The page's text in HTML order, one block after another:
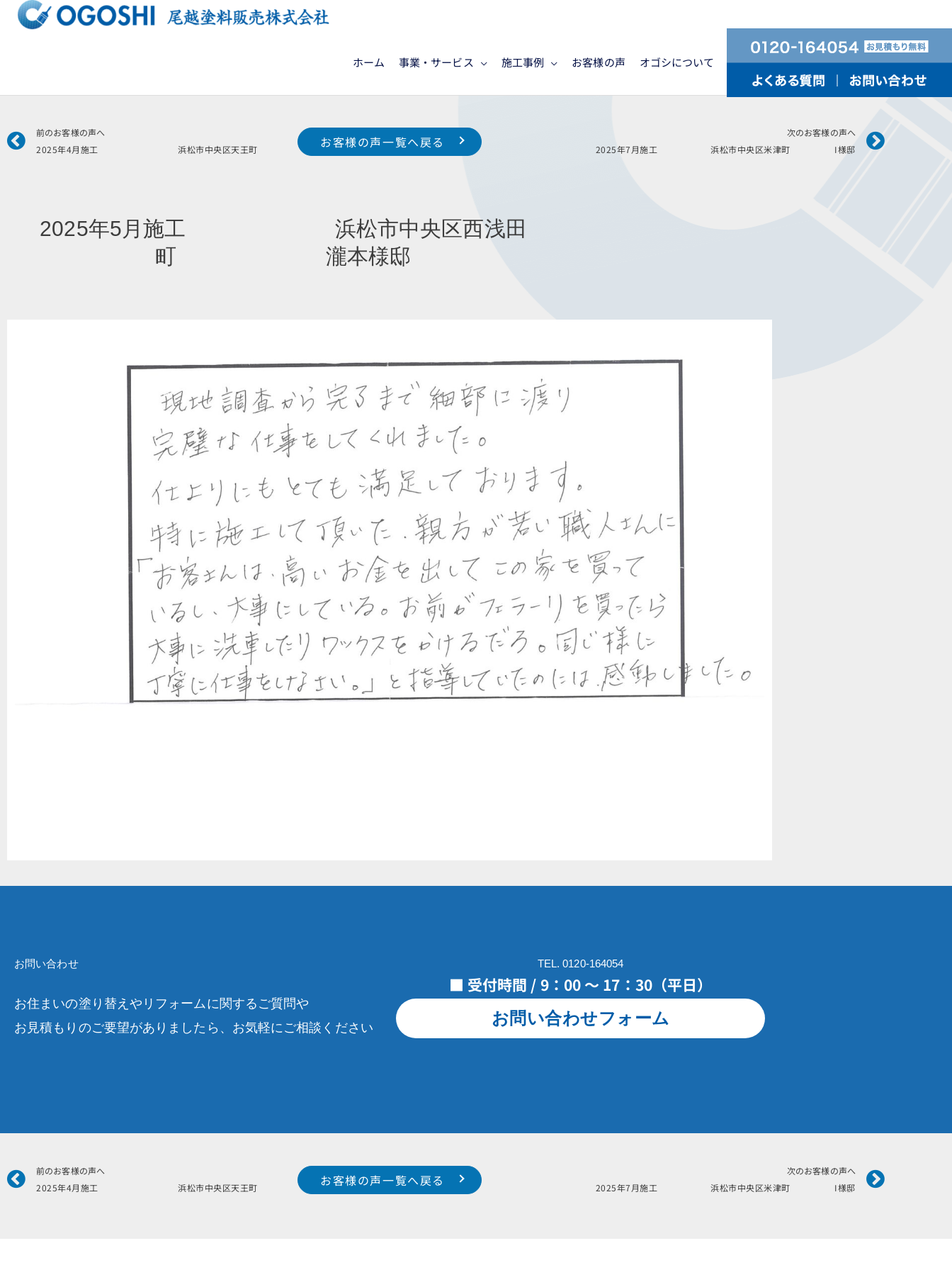
ッ
ホーム 事業・サービス 施工事例 お客様の声 オゴシについて
Prev
前のお客様の声へ
2025年4月施工 浜松市中央区天王町 林様邸
次のお客様の声へ
2025年7月施工 浜松市中央区米津町 I様邸
Next
お客様の声一覧へ戻る
2025年5月施工 浜松市中央区西浅田
町 瀧本様邸
お問い合わせ
お住まいの塗り替えやリフォームに関するご質問や
お見積もりのご要望がありましたら、お気軽にご相談ください
TEL. 0120-164054
■ 受付時間 / 9：00 ～ 17：30（平日）
お問い合わせフォーム
Prev
前のお客様の声へ
2025年4月施工 浜松市中央区天王町 林様邸
次のお客様の声へ
2025年7月施工 浜松市中央区米津町 I様邸
Next
お客様の声一覧へ戻る